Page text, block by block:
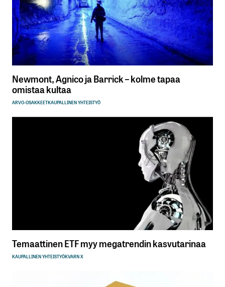
Newmont, Agnico ja Barrick – kolme tapaa
omistaa kultaa
ARVO-OSAKKEETKAUPALLINEN YHTEISTYÖ
Temaattinen ETF myy megatrendin kasvutarinaa
KAUPALLINEN YHTEISTYÖKVARN X